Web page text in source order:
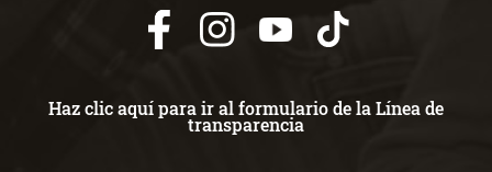
Haz clic aquí para ir al formulario de la Línea de
transparencia